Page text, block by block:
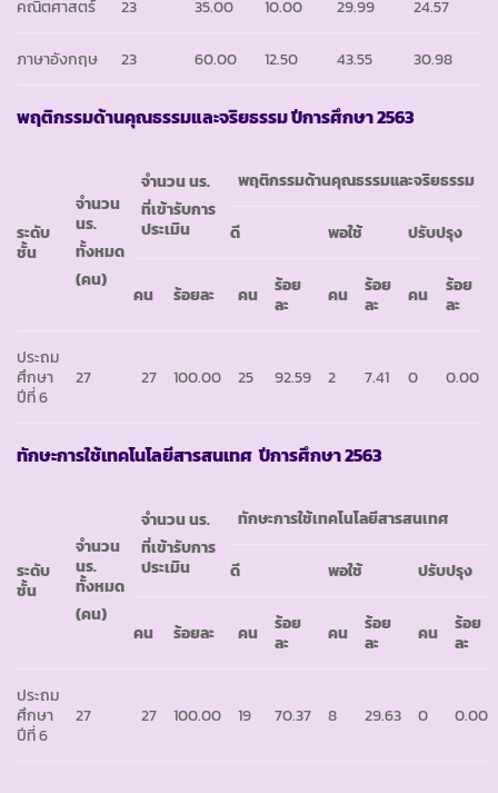
คณิตศาสตร์ 23 35.00 10.00 29.99 24.57
ภาษาอังกฤษ 23 60.00 12.50 43.55 30.98
พฤติกรรมด้านคุณธรรมและจริยธรรม ปีการศึกษา 2563
ระดับ
ชั้น
จำนวน
นร.
ทั้งหมด
(คน)
จำนวน นร.
ที่เข้ารับการ
ประเมิน
พฤติกรรมด้านคุณธรรมและจริยธรรม
ดี พอใช้ ปรับปรุง
คน ร้อยละ คน
ร้อย
ละ
คน
ร้อย
ละ
คน
ร้อย
ละ
ประถม
ศึกษา
ปีที่ 6
27 27 100.00 25 92.59 2 7.41 0 0.00
ทักษะการใช้เทคโนโลยีสารสนเทศ ปีการศึกษา 2563
ระดับ
ชั้น
จำนวน
นร.
ทั้งหมด
(คน)
จำนวน นร.
ที่เข้ารับการ
ประเมิน
ทักษะการใช้เทคโนโลยีสารสนเทศ
ดี พอใช้ ปรับปรุง
คน ร้อยละ คน
ร้อย
ละ
คน
ร้อย
ละ
คน
ร้อย
ละ
ประถม
ศึกษา
ปีที่ 6
27 27 100.00 19 70.37 8 29.63 0 0.00